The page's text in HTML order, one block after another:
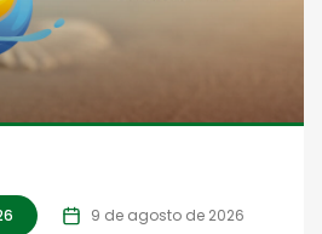
9 de agosto de 2026